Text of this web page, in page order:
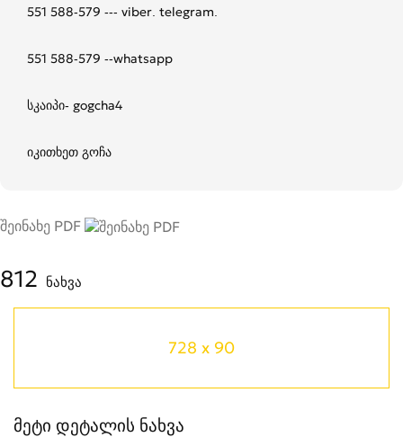
551 588-579 --- viber. telegram.
551 588-579 --whatsapp
სკაიპი- gogcha4
იკითხეთ გოჩა
შეინახე PDF
812 ნახვა
728 x 90
მეტი დეტალის ნახვა